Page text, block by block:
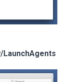
LaunchAgents